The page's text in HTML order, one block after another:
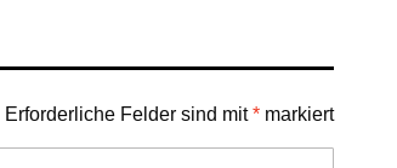
Erforderliche Felder sind mit* markiert